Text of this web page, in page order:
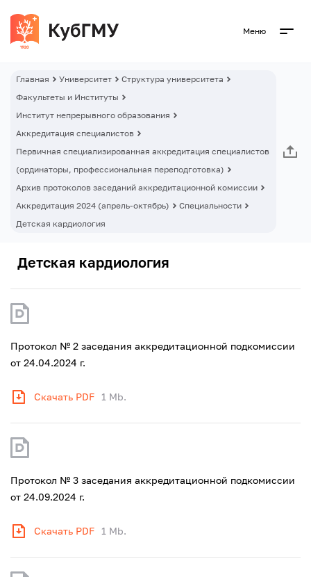
Меню
Главная Университет
Структура университета
Факультеты и Институты
Институт непрерывного образования
Аккредитация специалистов
Первичная специализированная аккредитация специалистов
(ординаторы, профессиональная переподготовка)
Архив протоколов заседаний аккредитационной комиссии
Аккредитация 2024 (апрель-октябрь)
Специальности
Детская кардиология
Детская кардиология
Протокол № 2 заседания аккредитационной подкомиссии
от 24.04.2024 г.
Скачать PDF 1 Mb.
Протокол № 3 заседания аккредитационной подкомиссии
от 24.09.2024 г.
Скачать PDF 1 Mb.